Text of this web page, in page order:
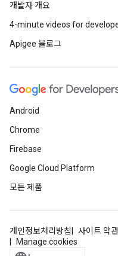
개발자 개요
4-minute videos for
Apigee 블로그
Android
Chrome
Firebase
Google Cloud Platform
모든 제품
개인정보처리방침 사이트 약관
Manage cookies